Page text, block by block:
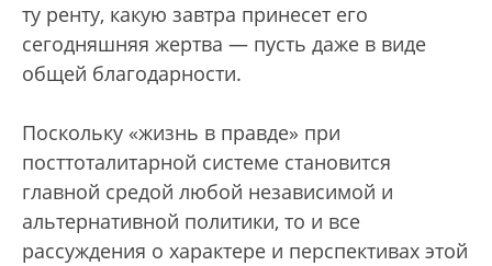
ту ренту, какую завтра принесет его
сегодняшняя жертва — пусть даже в виде
общей благодарности.
Поскольку «жизнь в правде» при
посттоталитарной системе становится
главной средой любой независимой и
альтернативной политики, то и все
рассуждения о характере и перспективах этой